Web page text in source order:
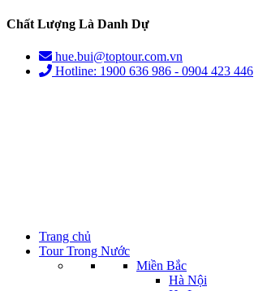
Chất Lượng Là Danh Dự
hue.bui@toptour.com.vn
Hotline: 1900 636 986 - 0904 423 446
Trang chủ
Tour Trong Nước
Miền Bắc
Hà Nội